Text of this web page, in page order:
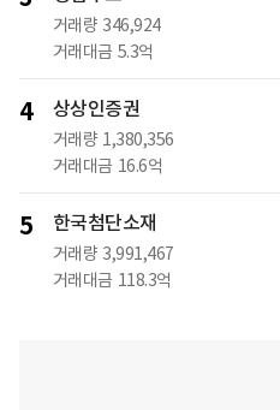
거래량 346,924
거래대금 5.3억
4 상상인증권
거래량 1,380,356
거래대금 16.6억
5 한국첨단소재
거래량 3,991,467
거래대금 118.3억